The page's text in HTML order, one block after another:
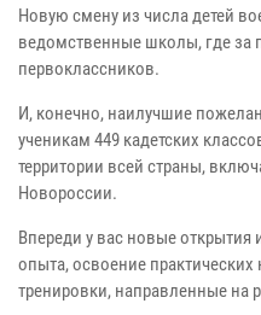
Новую смену из числа детей
ведомственные школы, где за
первоклассников.
И, конечно, наилучшие
ученикам 449 кадетских
территории всей страны,
Новороссии.
Впереди у вас новые открытия
опыта, освоение
тренировки, направленные на